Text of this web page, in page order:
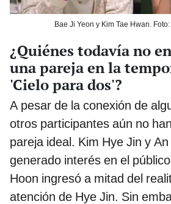
Bae Ji Yeon y Kim Tae Hwan.
¿Quiénes todavía no
una pareja en la
'Cielo para dos'?
A pesar de la conexión de
otros participantes aún no
pareja ideal. Kim Hye Jin y
generado interés en el
Hoon ingresó a mitad del
atención de Hye Jin. Sin